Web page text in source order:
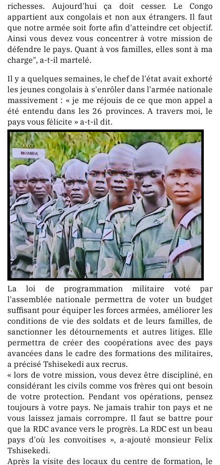
richesses. Aujourd'hui ça doit cesser. Le Congo
appartient aux congolais et non aux étrangers. Il faut
que notre armée soit forte afin d'atteindre cet objectif.
Ainsi vous devez vous concentrer à votre mission de
défendre le pays. Quant à vos familles, elles sont à ma
charge", a-t-il martelé.
Il y a quelques semaines, le chef de l'état avait exhorté
les jeunes congolais à s'enrôler dans l'armée nationale
massivement : « je me réjouis de ce que mon appel a
été entendu dans les 26 provinces. A travers moi, le
pays vous félicite » a-t-il dit.
La loi de programmation militaire voté par
l'assemblée nationale permettra de voter un budget
suffisant pour équiper les forces armées, améliorer les
conditions de vie des soldats et de leurs familles, de
sanctionner les détournements et autres litiges. Elle
permettra de créer des coopérations avec des pays
avancées dans le cadre des formations des militaires,
a précisé Tshisekedi aux recrus.
« lors de votre mission, vous devez être discipliné, en
considérant les civils comme vos frères qui ont besoin
de votre protection. Pendant vos opérations, pensez
toujours à votre pays. Ne jamais trahir ton pays et ne
vous laissez jamais corrompre. Il faut se battre pour
que la RDC avance vers le progrès. La RDC est un beau
pays d'où les convoitises », a-ajouté monsieur Felix
Tshisekedi.
Après la visite des locaux du centre de formation, le